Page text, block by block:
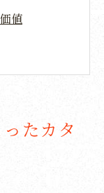
値
介
商品
な価値
たカタ